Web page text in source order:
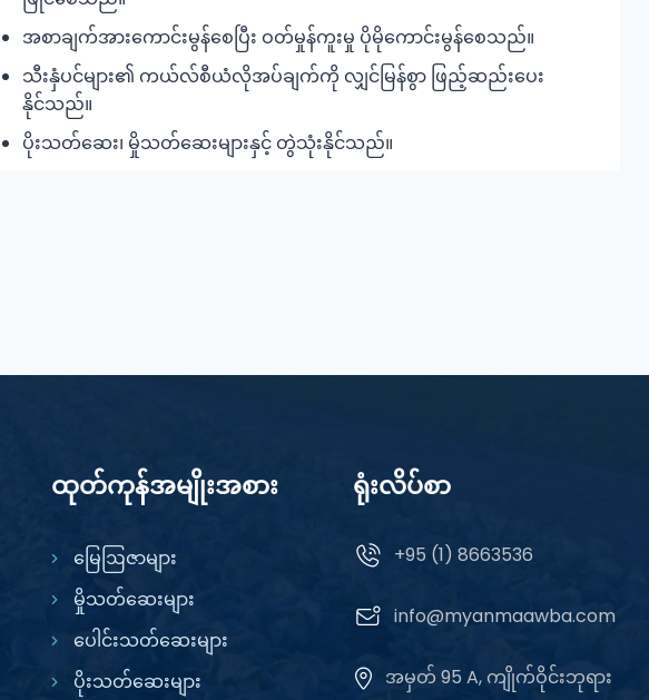
အစာချက်အားကောင်းမွန်စေပြီး ဝတ်မှုန်ကူးမှု ပိုမိုကောင်းမွန်စေသည်။
သီးနှံပင်များ၏ ကယ်လ်စီယံလိုအပ်ချက်ကို လျှင်မြန်စွာ ဖြည့်ဆည်းပေး
နိုင်သည်။
ပိုးသတ်ဆေး၊ မှိုသတ်ဆေးများနှင့် တွဲသုံးနိုင်သည်။
ထုတ်ကုန်အမျိုးအစား
မြေဩဇာများ
မှိုသတ်ဆေးများ
ပေါင်းသတ်ဆေးများ
ပိုးသတ်ဆေးများ
ရုံးလိပ်စာ
+95 (1) 8663536
info@myanmaawba.com
အမှတ် 95 A, ကျိုက်ဝိုင်းဘုရား